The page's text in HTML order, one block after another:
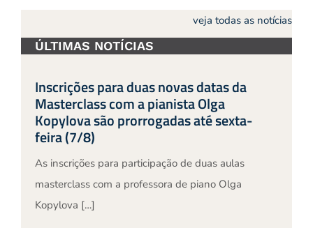
veja todas as notícias
ÚLTIMAS NOTÍCIAS
Inscrições para duas novas datas da
Masterclass com a pianista Olga
Kopylova são prorrogadas até sexta-
feira (7/8)
As inscrições para participação de duas aulas
masterclass com a professora de piano Olga
Kopylova […]